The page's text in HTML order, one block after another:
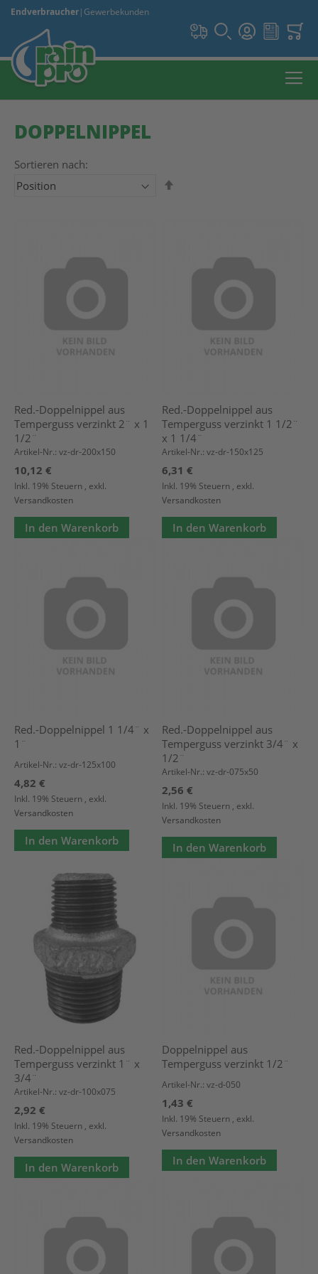
Endverbraucher| Gewerbekunden
DOPPELNIPPEL
Sortieren nach:
Red.-Doppelnippel aus
Temperguss verzinkt 2¨ x 1
1/2¨
Artikel-Nr.: vz-dr-200x150
10,12 €
Inkl. 19% Steuern , exkl.
Versandkosten
In den Warenkorb
Red.-Doppelnippel aus
Temperguss verzinkt 1 1/2¨
x 1 1/4¨
Artikel-Nr.: vz-dr-150x125
6,31 €
Inkl. 19% Steuern , exkl.
Versandkosten
In den Warenkorb
Red.-Doppelnippel 1 1/4¨ x
1¨
Artikel-Nr.: vz-dr-125x100
4,82 €
Inkl. 19% Steuern , exkl.
Versandkosten
In den Warenkorb
Red.-Doppelnippel aus
Temperguss verzinkt 3/4¨ x
1/2¨
Artikel-Nr.: vz-dr-075x50
2,56 €
Inkl. 19% Steuern , exkl.
Versandkosten
In den Warenkorb
Red.-Doppelnippel aus
Temperguss verzinkt 1¨ x
3/4¨
Artikel-Nr.: vz-dr-100x075
2,92 €
Inkl. 19% Steuern , exkl.
Versandkosten
In den Warenkorb
Doppelnippel aus
Temperguss verzinkt 1/2¨
Artikel-Nr.: vz-d-050
1,43 €
Inkl. 19% Steuern , exkl.
Versandkosten
In den Warenkorb